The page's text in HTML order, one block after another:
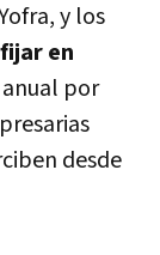
y los
en
por
desde